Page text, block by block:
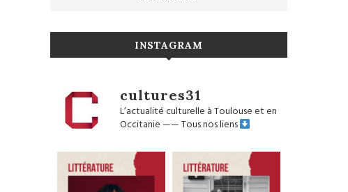
INSTAGRAM
cultures31
L’actualité culturelle à Toulouse et en
Occitanie——Tous nos liens